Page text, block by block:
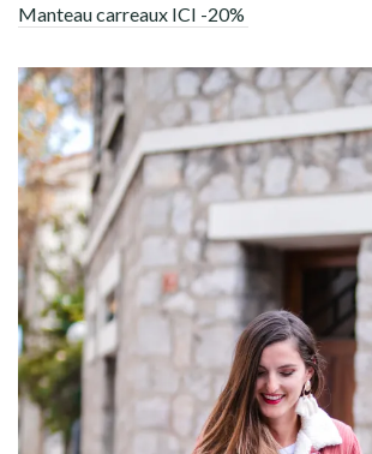
Manteau carreaux ICI -20%